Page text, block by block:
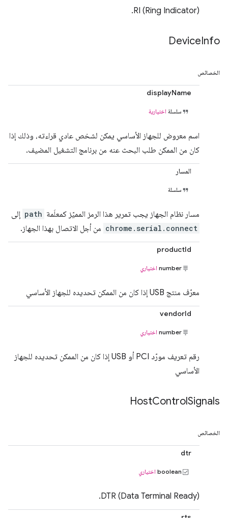
RI (Ring Indicator).
DeviceInfo
الخصائص
displayName
سلسلة اختيارية
اسم معروض للجهاز الأساسي يمكن لشخص عادي قراءته، وذلك إذا
كان من الممكن طلب البحث عنه من برنامج التشغيل المضيف.
المسار
سلسلة
مسار نظام الجهاز يجب تمرير هذا الرمز المميّز كمعلَمة path إلى
chrome.serial.connect من أجل الاتصال بهذا الجهاز.
productId
number اختياري
معرّف منتج USB إذا كان من الممكن تحديده للجهاز الأساسي
vendorId
number اختياري
رقم تعريف مورّد PCI أو USB إذا كان من الممكن تحديده للجهاز
الأساسي
HostControlSignals
الخصائص
dtr
boolean اختياري
DTR (Data Terminal Ready).